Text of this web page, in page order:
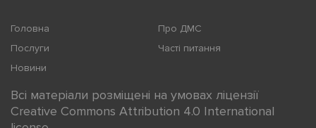
Головна
Про ДМС
Послуги
Часті питання
Новини
Всі матеріали розміщені на умовах ліцензії
Creative Commons Attribution 4.0 International